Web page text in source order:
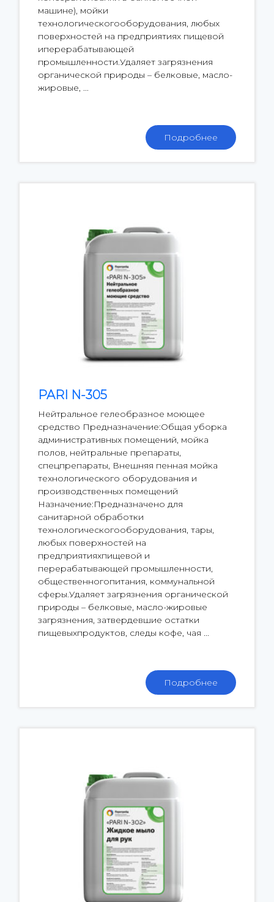
машине), мойки
технологическогооборудования, любых
поверхностей на предприятиях пищевой
иперерабатывающей
промышленности.Удаляет загрязнения
органической природы – белковые, масло-
жировые, ...
Подробнее
PARI N-305
Нейтральное гелеобразное моющее
средство Предназначение:Общая уборка
административных помещений, мойка
полов, нейтральные препараты,
спецпрепараты, Внешняя пенная мойка
технологического оборудования и
производственных помещений
Назначение:Предназначено для
санитарной обработки
технологическогооборудования, тары,
любых поверхностей на
предприятияхпищевой и
перерабатывающей промышленности,
общественногопитания, коммунальной
сферы.Удаляет загрязнения органической
природы – белковые, масло-жировые
загрязнения, затвердевшие остатки
пищевыхпродуктов, следы кофе, чая ...
Подробнее